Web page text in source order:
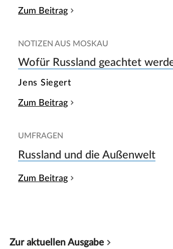
Zum Beitrag
NOTIZEN AUS MOSKAU
Wofür Russland geachtet
Jens Siegert
Zum Beitrag
UMFRAGEN
Russland und die Außenwelt
Zum Beitrag
Zur aktuellen Ausgabe